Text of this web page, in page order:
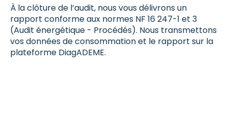
À la clôture de l’audit, nous vous délivrons un
rapport conforme aux normes NF 16 247-1 et 3
(Audit énergétique - Procédés). Nous transmettons
vos données de consommation et le rapport sur la
plateforme DiagADEME.